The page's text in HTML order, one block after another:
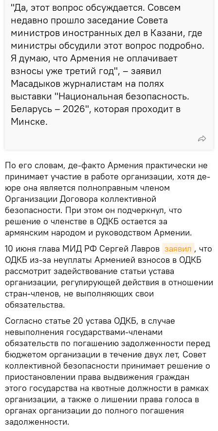
"Да, этот вопрос обсуждается. Совсем
недавно прошло заседание Совета
министров иностранных дел в Казани, где
министры обсудили этот вопрос подробно.
Я думаю, что Армения не оплачивает
взносы уже третий год", – заявил
Масадыков журналистам на полях
выставки "Национальная безопасность.
Беларусь – 2026", которая проходит в
Минске.
По его словам, де-факто Армения практически не
принимает участие в работе организации, хотя де-
юре она является полноправным членом
Организации Договора коллективной
безопасности. При этом он подчеркнул, что
решение о членстве в ОДКБ остается за
армянским народом и руководством Армении.
10 июня глава МИД РФ Сергей Лавров заявил , что
ОДКБ из-за неуплаты Арменией взносов в ОДКБ
рассмотрит задействование статьи устава
организации, регулирующей действия в отношении
стран-членов, не выполняющих свои
обязательства.
Согласно статье 20 устава ОДКБ, в случае
невыполнения государствами-членами
обязательств по погашению задолженности перед
бюджетом организации в течение двух лет, Совет
коллективной безопасности принимает решение о
приостановлении права выдвижения граждан
этого государства на квотные должности в рамках
организации, а также о лишении права голоса в
органах организации до полного погашения
задолженности.